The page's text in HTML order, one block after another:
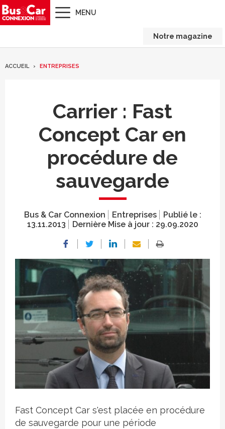
MENU
Notre magazine
ACCUEIL ENTREPRISES
Carrier : Fast
Concept Car en
procédure de
sauvegarde
Bus & Car Connexion Entreprises
Publié le :
13.11.2013
Dernière Mise à jour : 29.09.2020
Crédit photo
Fast Concept Car s'est placée en procédure
de sauvegarde pour une période